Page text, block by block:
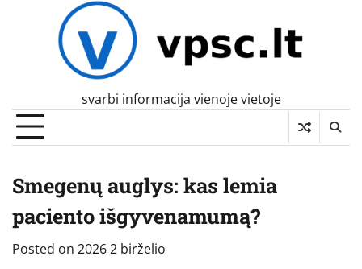
svarbi informacija vienoje vietoje
Smegenų auglys: kas lemia
paciento išgyvenamumą?
Posted on 2026 2 birželio